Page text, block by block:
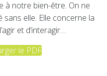
à notre bien-être. On ne
elle. Elle concerne la
et d’interagir…
le PDF